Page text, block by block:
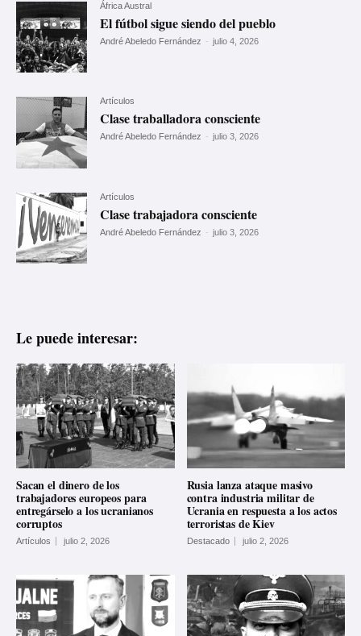
África Austral
El fútbol sigue siendo del pueblo
André Abeledo Fernández - julio 4, 2026
Artículos
Clase traballadora consciente
André Abeledo Fernández - julio 3, 2026
Artículos
Clase trabajadora consciente
André Abeledo Fernández - julio 3, 2026
Le puede interesar:
Sacan el dinero de los
trabajadores europeos para
entregárselo a los ucranianos
corruptos
Artículos julio 2, 2026
Rusia lanza ataque masivo
contra industria militar de
Ucrania en respuesta a los actos
terroristas de Kiev
Destacado julio 2, 2026